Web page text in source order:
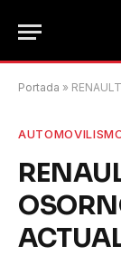
Portada » RENAULT